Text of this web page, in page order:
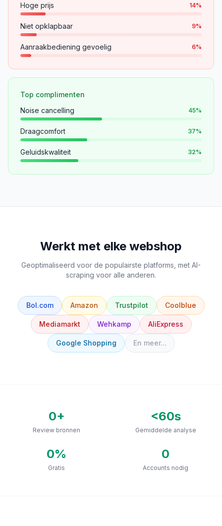
Hoge prijs
14%
Niet opklapbaar 9%
Aanraakbediening gevoelig 6%
Top complimenten
Noise cancelling
45%
Draagcomfort 37%
Geluidskwaliteit 32%
Werkt met elke webshop
Geoptimaliseerd voor de populairste platforms, met AI-
scraping voor alle anderen.
Bol.com Amazon Trustpilot Coolblue
Mediamarkt Wehkamp AliExpress
Google Shopping En meer...
0+
Review bronnen
<60s
Gemiddelde analyse
0%
Gratis
0
Accounts nodig